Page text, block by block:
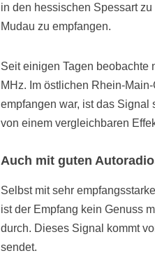
in den hessischen Spessart
Mudau zu empfangen.
Seit einigen Tagen beobachte
MHz. Im östlichen Rhein-
empfangen war, ist das Signal
von einem vergleichbaren
Auch mit guten
Selbst mit sehr
ist der Empfang kein Genuss
durch. Dieses Signal kommt
sendet.